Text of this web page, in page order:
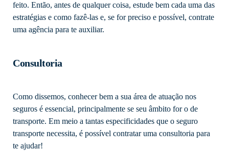
feito. Então, antes de qualquer coisa, estude bem cada uma das
estratégias e como fazê-las e, se for preciso e possível, contrate
uma agência para te auxiliar.
Consultoria
Como dissemos, conhecer bem a sua área de atuação nos
seguros é essencial, principalmente se seu âmbito for o de
transporte. Em meio a tantas especificidades que o seguro
transporte necessita, é possível contratar uma consultoria para
te ajudar!